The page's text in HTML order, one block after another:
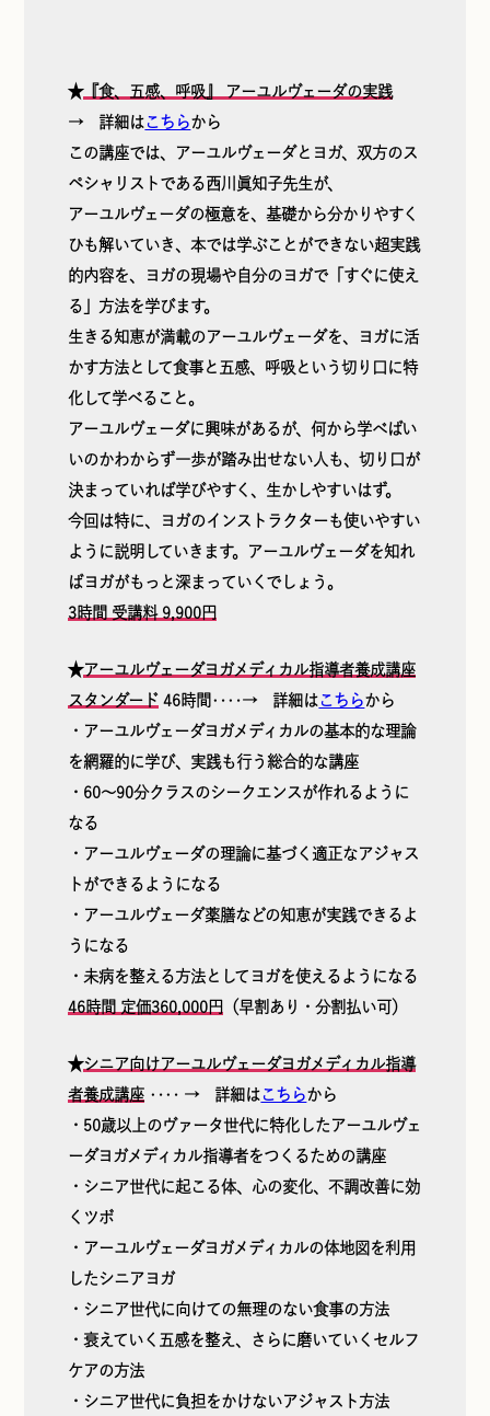
★『食、五感、呼吸』 アーユルヴェーダの実践
→ 詳細は こちらから
この講座では、アーユルヴェーダとヨガ、双方のス
ペシャリストである西川眞知子先生が、
アーユルヴェーダの極意を、基礎から分かりやすく
ひも解いていき、本では学ぶことができない超実践
的内容を、ヨガの現場や自分のヨガで「すぐに使え
る」方法を学びます。
生きる知恵が満載のアーユルヴェーダを、ヨガに活
かす方法として食事と五感、呼吸という切り口に特
化して学べること。
アーユルヴェーダに興味があるが、何から学べばい
いのかわからず一歩が踏み出せない人も、切り口が
決まっていれば学びやすく、生かしやすいはず。
今回は特に、ヨガのインストラクターも使いやすい
ように説明していきます。アーユルヴェーダを知れ
ばヨガがもっと深まっていくでしょう。
3時間 受講料 9,900円
★アーユルヴェーダヨガメディカル指導者養成講座
スタンダード 46時間‥‥→ 詳細は こちらから
・アーユルヴェーダヨガメディカルの基本的な理論
を網羅的に学び、実践も行う総合的な講座
・60〜90分クラスのシークエンスが作れるように
なる
・アーユルヴェーダの理論に基づく適正なアジャス
トができるようになる
・アーユルヴェーダ薬膳などの知恵が実践できるよ
うになる
・未病を整える方法としてヨガを使えるようになる
46時間 定価360,000円
（早割あり・分割払い可）
★シニア向けアーユルヴェーダヨガメディカル指導
者養成講座 ‥‥ → 詳細は こちらから
・50歳以上のヴァータ世代に特化したアーユルヴェ
ーダヨガメディカル指導者をつくるための講座
・シニア世代に起こる体、心の変化、不調改善に効
くツボ
・アーユルヴェーダヨガメディカルの体地図を利用
したシニアヨガ
・シニア世代に向けての無理のない食事の方法
・衰えていく五感を整え、さらに磨いていくセルフ
ケアの方法
・シニア世代に負担をかけないアジャスト方法